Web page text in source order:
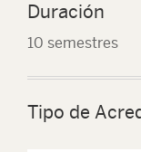
Duración
10 semestres
Tipo de